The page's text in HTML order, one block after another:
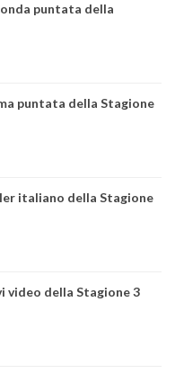
puntata della
puntata della Stagione
italiano della Stagione
video della Stagione 3